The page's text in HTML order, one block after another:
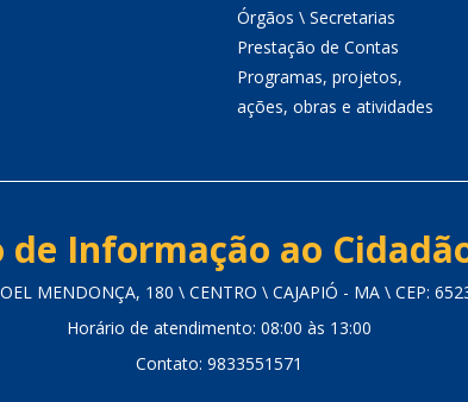
Órgãos \ Secretarias
Prestação de Contas
Programas, projetos,
ações, obras e atividades
de Informação ao
MENDONÇA, 180 \ CENTRO \ CAJAPIÓ - MA \ CEP:
Horário de atendimento: 08:00 às 13:00
Contato: 9833551571